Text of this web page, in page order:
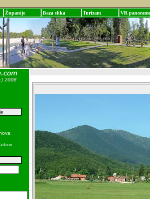
Županije Baza slika Turizam VR panorame